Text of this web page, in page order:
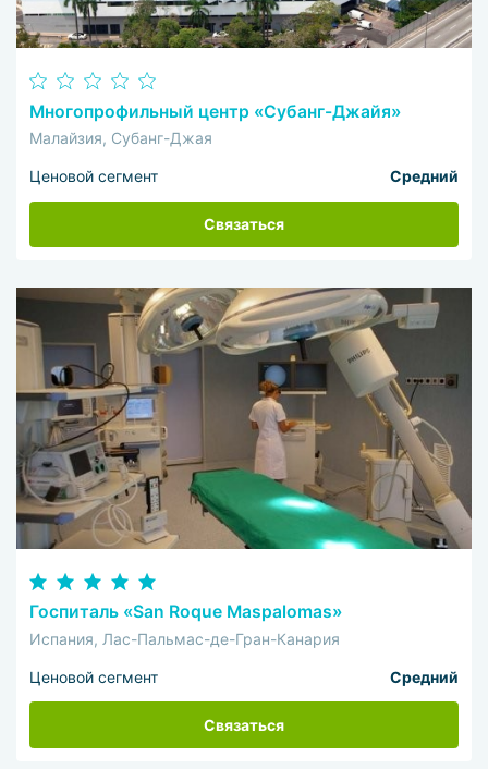
Многопрофильный центр «Субанг-Джайя»
Малайзия, Субанг-Джая
Ценовой сегмент Средний
Связаться
Госпиталь «San Roque Maspalomas»
Испания, Лас-Пальмас-де-Гран-Канария
Ценовой сегмент Средний
Связаться